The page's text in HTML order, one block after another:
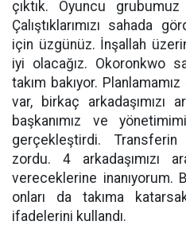
çıktık. Oyuncu
Çalıştıklarımızı sahada
için üzgünüz. İnşallah
iyi olacağız. Okoronkwo
takım bakıyor.
var, birkaç arkadaşımızı
başkanımız ve
gerçekleştirdi.
zordu. 4 arkadaşımızı
vereceklerine inanıyorum.
onları da takıma
ifadelerini kullandı.